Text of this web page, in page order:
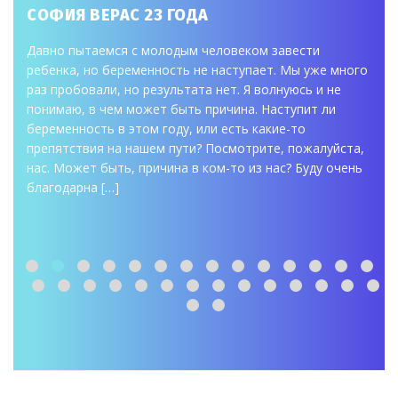
СОФИЯ ВЕРАС 23 ГОДА
Давно пытаемся с молодым человеком завести
ребенка, но беременность не наступает. Мы уже много
раз пробовали, но результата нет. Я волнуюсь и не
понимаю, в чем может быть причина. Наступит ли
беременность в этом году, или есть какие-то
препятствия на нашем пути? Посмотрите, пожалуйста,
нас. Может быть, причина в ком-то из нас? Буду очень
благодарна […]